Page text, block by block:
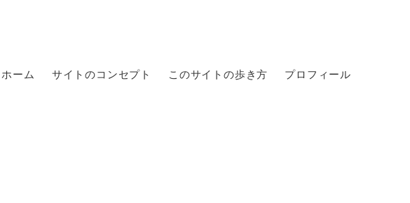
ホーム サイトのコンセプト このサイトの歩き方 プロフィール